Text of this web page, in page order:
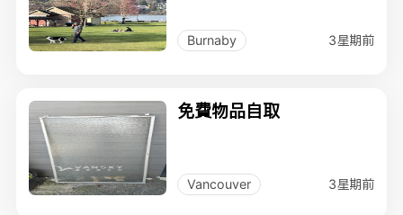
Burnaby 3星期前
免費物品自取
Vancouver 3星期前